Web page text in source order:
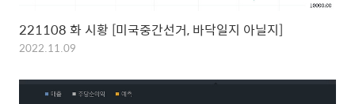
221108 화 시황 [미국중간선거, 바닥일지 아닐지]
2022.11.09